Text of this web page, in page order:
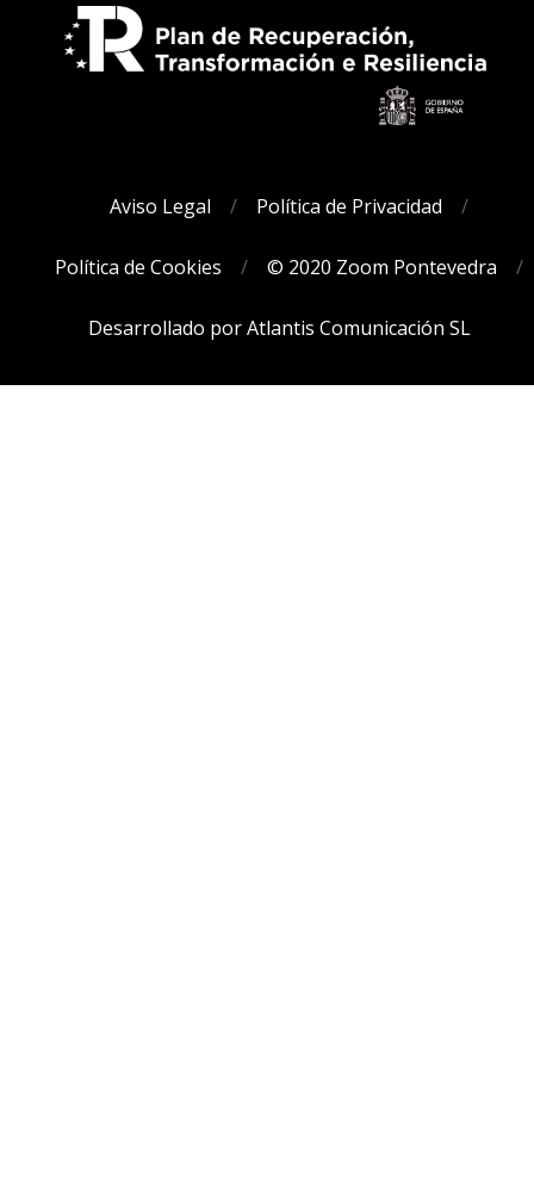
Aviso Legal Política de Privacidad
Política de Cookies © 2020 Zoom Pontevedra
Desarrollado por Atlantis Comunicación SL